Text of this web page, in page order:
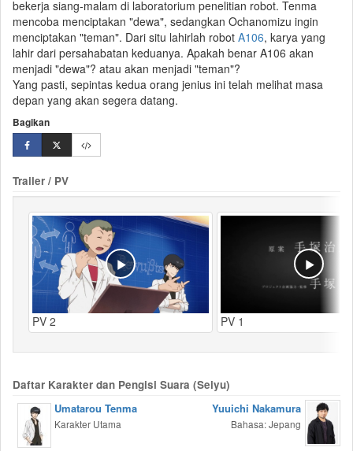
bekerja siang-malam di laboratorium penelitian robot. Tenma
mencoba menciptakan "dewa", sedangkan Ochanomizu ingin
menciptakan "teman". Dari situ lahirlah robot A106, karya yang
lahir dari persahabatan keduanya. Apakah benar A106 akan
menjadi "dewa"? atau akan menjadi "teman"?
Yang pasti, sepintas kedua orang jenius ini telah melihat masa
depan yang akan segera datang.
Bagikan
Trailer / PV
PV 2 PV 1
Daftar Karakter dan Pengisi Suara (Seiyu)
Umatarou Tenma
Karakter Utama
Yuuichi Nakamura
Bahasa: Jepang